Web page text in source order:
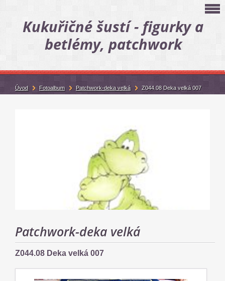
Kukuřičné šustí - figurky a
betlémy, patchwork
Patchwork-deka velká
Z044.08 Deka velká 007
Úvod Fotoalbum Patchwork-deka velká Z044.08 Deka velká 007